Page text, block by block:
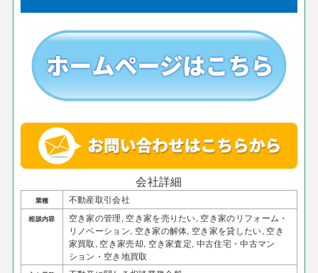
会社詳細
業種 不動産取引会社
相談内容
空き家の管理, 空き家を売りたい, 空き家のリフォーム・
リノベーション, 空き家の解体, 空き家を貸したい, 空き
家買取, 空き家売却, 空き家査定, 中古住宅・中古マン
ション・空き地買取